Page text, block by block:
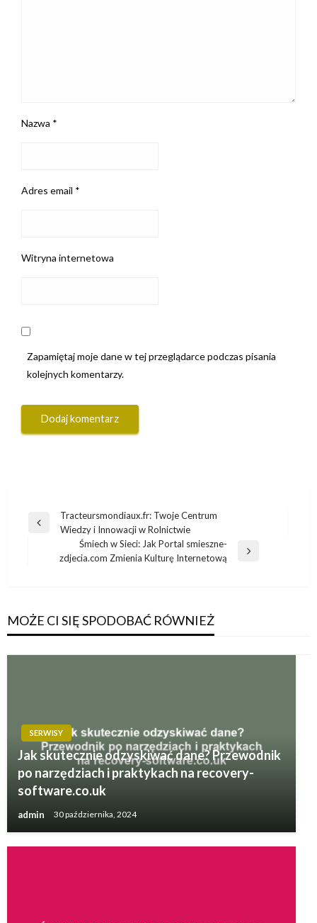
Nazwa *
Adres email *
Witryna internetowa
Zapamiętaj moje dane w tej przeglądarce podczas pisania
kolejnych komentarzy.
Nawigacja
wpisu
Poprzedni
Tracteursmondiaux.fr: Twoje Centrum
Wiedzy i Innowacji w Rolnictwie
Następny
Śmiech w Sieci: Jak Portal smieszne-
zdjecia.com Zmienia Kulturę Internetową
MOŻE CI SIĘ SPODOBAĆ RÓWNIEŻ
SERWISY
Jak skutecznie odzyskiwać dane? Przewodnik
po narzędziach i praktykach na recovery-
software.co.uk
admin 30 października, 2024